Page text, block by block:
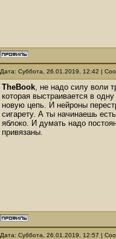
Дата: Суббота, 26.01.2019, 12:42 |
TheBook, не надо силу воли
которая выстраивается в
новую цепь. И нейроны
сигарету. А ты начинаешь
яблоко. И думать надо
привязаны.
Дата: Суббота, 26.01.2019, 12:57 |